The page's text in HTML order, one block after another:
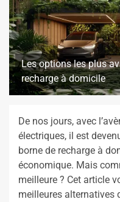
Les options les plus
recharge à domicile
De nos jours, avec
électriques, il est
borne de recharge à
économique. Mais
meilleure ? Cet article
meilleures alternatives